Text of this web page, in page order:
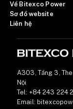
Về Bitexco Power
Sơ đồ website
Liên hệ
A303, Tầng 3, The
Nội
Tel: +84 243 224
Email: